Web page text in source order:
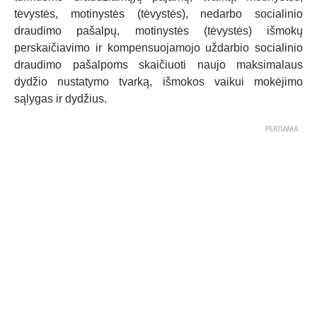
tėvystės, motinystės (tėvystės), nedarbo
socialinio
draudimo pašalpų, motinystės (tėvystės) išmokų
perskaičiavimo ir kompensuojamojo uždarbio socialinio
draudimo pašalpoms skaičiuoti naujo maksimalaus
dydžio nustatymo
tvarką, išmokos vaikui mokėjimo
sąlygas ir dydžius.